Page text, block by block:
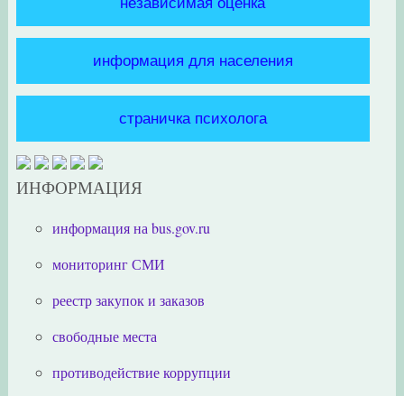
информация для населения
страничка психолога
ИНФОРМАЦИЯ
информация на bus.gov.ru
мониторинг СМИ
реестр закупок и заказов
свободные места
противодействие коррупции